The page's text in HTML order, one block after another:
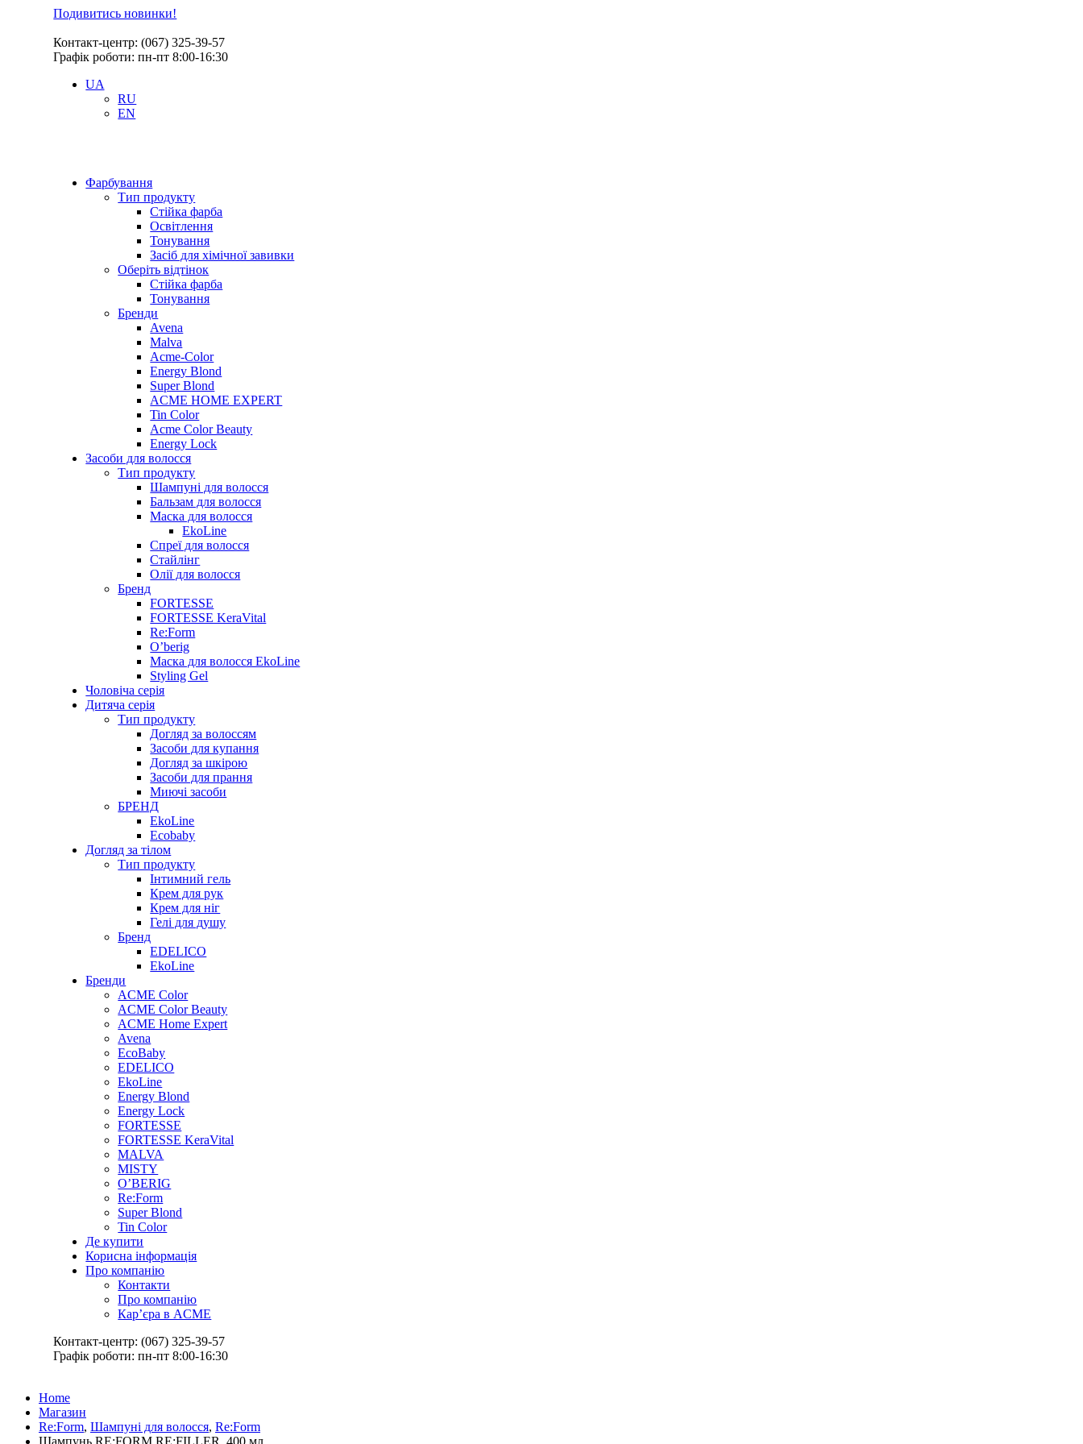
Подивитись новинки!
Контакт-центр: (067) 325-39-57
Графік роботи: пн-пт 8:00-16:30
UA
RU
EN
Фарбування
Тип продукту
Стійка фарба
Освітлення
Тонування
Засіб для хімічної завивки
Оберіть відтінок
Стійка фарба
Тонування
Бренди
Avena
Malva
Acme-Color
Energy Blond
Super Blond
ACME HOME EXPERT
Tin Color
Acme Color Beauty
Energy Lock
Засоби для волосся
Тип продукту
Шампуні для волосся
Бальзам для волосся
Маска для волосся
EkoLine
Спреї для волосся
Стайлінг
Олії для волосся
Бренд
FORTESSE
FORTESSE KeraVital
Re:Form
O’berig
Маска для волосся EkoLine
Styling Gel
Чоловіча серія
Дитяча серія
Тип продукту
Догляд за волоссям
Засоби для купання
Догляд за шкірою
Засоби для прання
Миючі засоби
БРЕНД
EkoLine
Ecobaby
Догляд за тілом
Тип продукту
Інтимний гель
Крем для рук
Крем для ніг
Гелі для душу
Бренд
EDELICO
EkoLine
Бренди
ACME Color
ACME Color Beauty
ACME Home Expert
Avena
EcoBaby
EDELICO
EkoLine
Energy Blond
Energy Lock
FORTESSE
FORTESSE KeraVital
MALVA
MISTY
O’BERIG
Re:Form
Super Blond
Tin Color
Де купити
Корисна інформація
Про компанію
Контакти
Про компанію
Кар’єра в ACME
Контакт-центр: (067) 325-39-57
Графік роботи: пн-пт 8:00-16:30
Home
Магазин
Re:Form, Шампуні для волосся, Re:Form
Шампунь RE:FORM RE:FILLER, 400 мл